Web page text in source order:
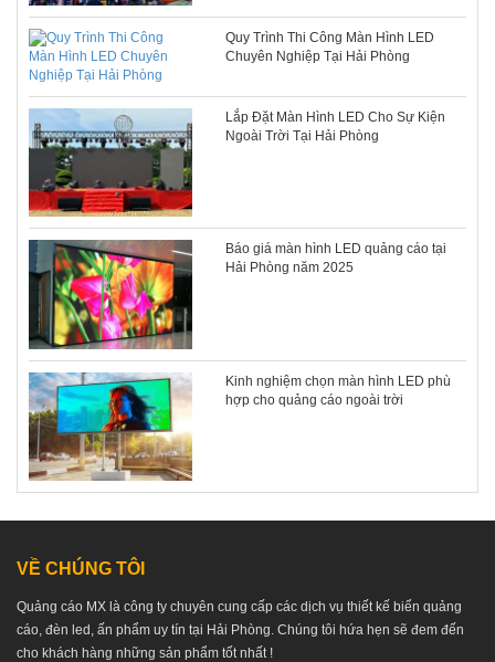
Quy Trình Thi Công Màn Hình LED
Chuyên Nghiệp Tại Hải Phòng
Lắp Đặt Màn Hình LED Cho Sự Kiện
Ngoài Trời Tại Hải Phòng
Báo giá màn hình LED quảng cáo tại
Hải Phòng năm 2025
Kinh nghiệm chọn màn hình LED phù
hợp cho quảng cáo ngoài trời
VỀ CHÚNG TÔI
Quảng cáo MX là công ty chuyên cung cấp các dịch vụ thiết kế biển quảng
cáo, đèn led, ấn phẩm uy tín tại Hải Phòng. Chúng tôi hứa hẹn sẽ đem đến
cho khách hàng những sản phẩm tốt nhất !